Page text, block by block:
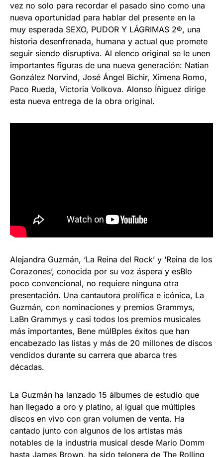
vez no solo para recordar el pasado sino como una
nueva oportunidad para hablar del presente en la
muy esperada SEXO, PUDOR Y LÁGRIMAS 2®, una
historia desenfrenada, humana y actual que promete
seguir siendo disruptiva. Al elenco original se le unen
importantes figuras de una nueva generación: Natian
González Norvind, José Ángel Bichir, Ximena Romo,
Paco Rueda, Victoria Volkova. Alonso Íñiguez dirige
esta nueva entrega de la obra original.
Alejandra Guzmán, ‘La Reina del Rock’ y ‘Reina de los
Corazones’, conocida por su voz áspera y esBlo
poco convencional, no requiere ninguna otra
presentación. Una cantautora prolífica e icónica, La
Guzmán, con nominaciones y premios Grammys,
LaBn Grammys y casi todos los premios musicales
más importantes, Bene múlBples éxitos que han
encabezado las listas y más de 20 millones de discos
vendidos durante su carrera que abarca tres
décadas.
La Guzmán ha lanzado 15 álbumes de estudio que
han llegado a oro y platino, al igual que múltiples
discos en vivo con gran volumen de venta. Ha
cantado junto con algunos de los artistas más
notables de la industria musical desde Mario Domm
hasta James Brown, ha sido telonera de The Rolling